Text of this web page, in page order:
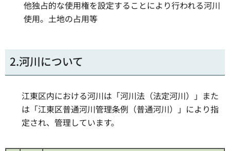
他独占的な使用権を設定することにより行われる河川
使用。土地の占用等
2.河川について
江東区内における河川は「河川法（法定河川）」また
は「江東区普通河川管理条例（普通河川）」により指
定され、管理しています。